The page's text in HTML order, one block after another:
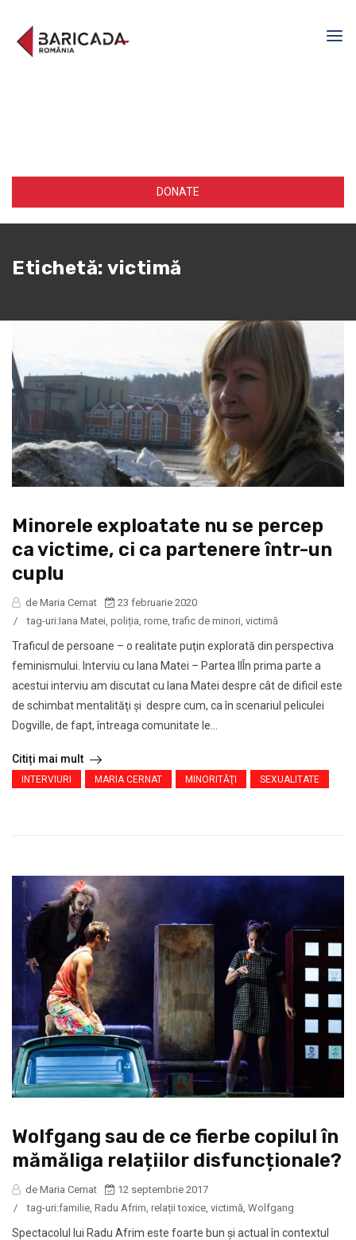
DONATE
Etichetă: victimă
Minorele exploatate nu se percep
ca victime, ci ca partenere într-un
cuplu
de Maria Cernat
23 februarie 2020
/
tag-uri:Iana Matei, poliția, rome,trafic de minori, victimă
Traficul de persoane – o realitate puţin explorată din perspectiva
feminismului. Interviu cu Iana Matei – Partea IIÎn prima parte a
acestui interviu am discutat cu Iana Matei despre cât de dificil este
de schimbat mentalităţi şi despre cum, ca în scenariul peliculei
Dogville, de fapt, întreaga comunitate le...
Citiți mai mult
INTERVIURI MARIA CERNAT MINORITĂŢI SEXUALITATE
Wolfgang sau de ce fierbe copilul în
mămăliga relațiilor disfuncționale?
de Maria Cernat
12 septembrie 2017
/
tag-uri:familie Radu Afrim relații toxice victimă Wolfgang
Spectacolul lui Radu Afrim este foarte bun și actual în contextul